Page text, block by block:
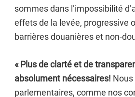
sommes dans l’impossibilité
effets de la levée, progressive
barrières douanières et non-
« Plus de clarté et de
absolument nécessaires!
parlementaires, comme nos